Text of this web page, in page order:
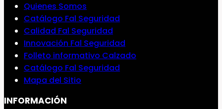
Quienes Somos
Catálogo Fal Seguridad
Calidad Fal Seguridad
Innovación Fal Seguridad
Folleto informativo Calzado
Catálogo Fal Seguridad
Mapa del Sitio
INFORMACIÓN